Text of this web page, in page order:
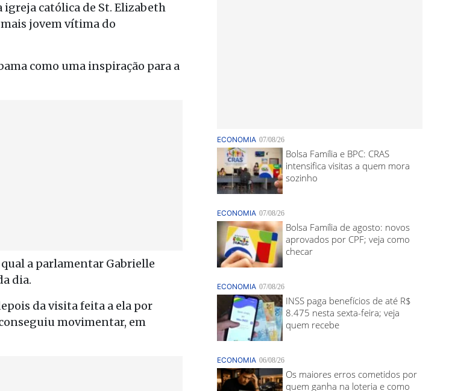
católica de St. Elizabeth
jovem vítima do
como uma inspiração para a
a parlamentar Gabrielle
dia.
da visita feita a ela por
movimentar, em